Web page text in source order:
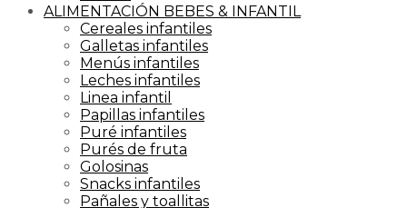
ALIMENTACIÓN BEBES & INFANTIL
Cereales infantiles
Galletas infantiles
Menús infantiles
Leches infantiles
Linea infantil
Papillas infantiles
Puré infantiles
Purés de fruta
Golosinas
Snacks infantiles
Pañales y toallitas